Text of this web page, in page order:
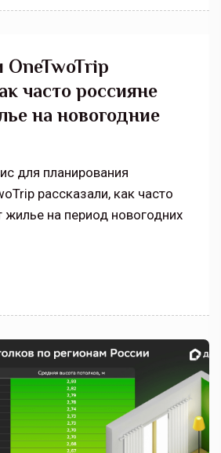
OneTwoTrip
часто россияне
на новогодние
для планирования
рассказали, как часто
на период новогодних